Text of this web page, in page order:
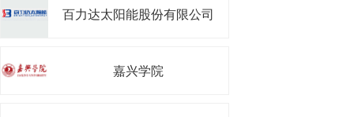
百力达太阳能股份有限公司
嘉兴学院